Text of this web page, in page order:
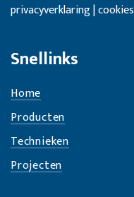
privacyverklaring | cookies
Snellinks
Home
Producten
Technieken
Projecten